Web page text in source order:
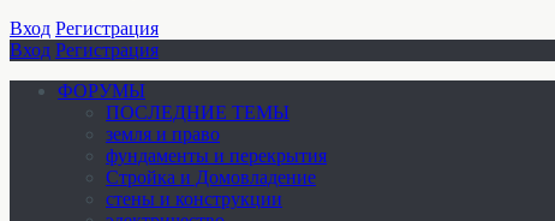
Вход Регистрация
Вход Регистрация
ФОРУМЫ
ПОСЛЕДНИЕ ТЕМЫ
земля и право
фундаменты и перекрытия
Стройка и Домовладение
стены и конструкции